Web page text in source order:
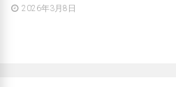
2026年3月8日